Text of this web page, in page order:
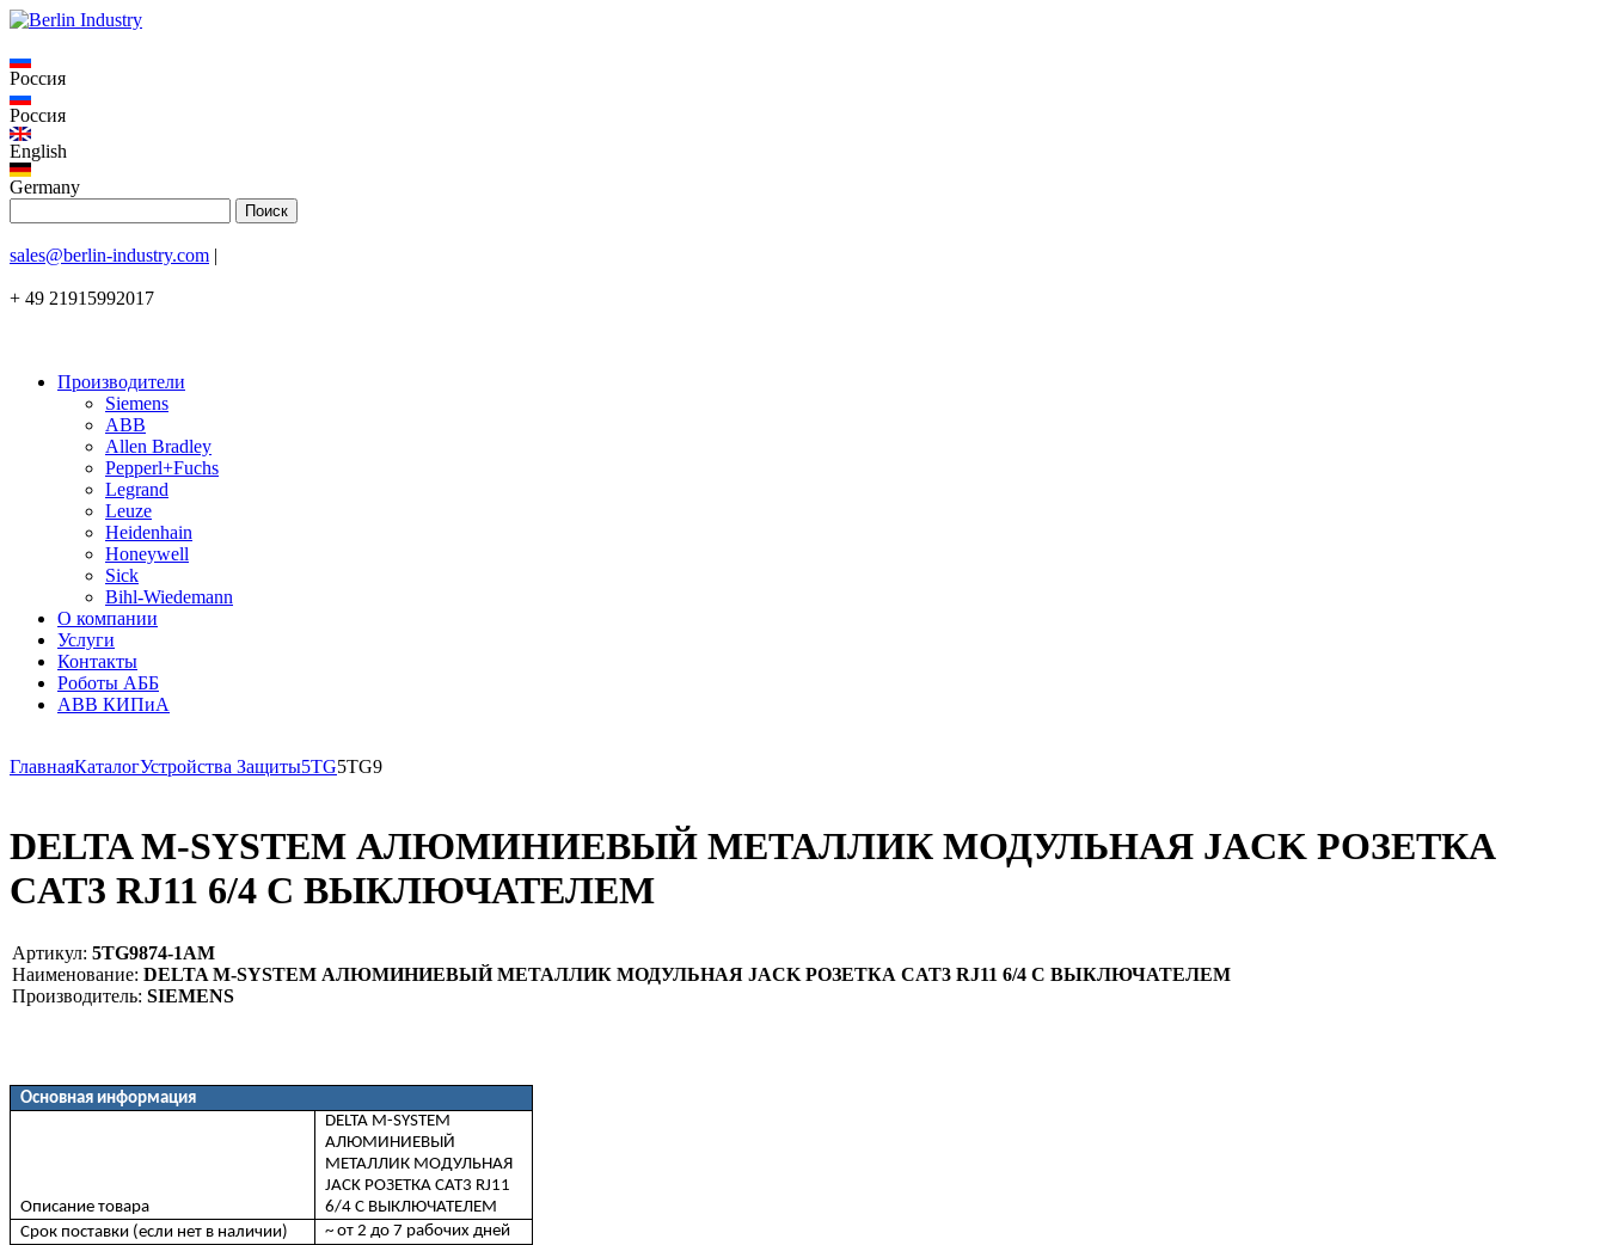
Россия
Россия
English
Germany
sales@berlin-industry.com |
+ 49 21915992017
Производители
Siemens
ABB
Allen Bradley
Pepperl+Fuchs
Legrand
Leuze
Heidenhain
Honeywell
Sick
Bihl-Wiedemann
О компании
Услуги
Контакты
Роботы АББ
ABB КИПиА
ГлавнаяКаталогУстройства Защиты5TG5TG9
DELTA M-SYSTEM АЛЮМИНИЕВЫЙ МЕТАЛЛИК МОДУЛЬНАЯ JACK РОЗЕТКА
CAT3 RJ11 6/4 С ВЫКЛЮЧАТЕЛЕМ
Артикул: 5TG9874-1AM
Наименование: DELTA M-SYSTEM АЛЮМИНИЕВЫЙ МЕТАЛЛИК МОДУЛЬНАЯ JACK РОЗЕТКА CAT3 RJ11 6/4 С ВЫКЛЮЧАТЕЛЕМ
Производитель: SIEMENS
Основная информация
Описание товара
DELTA M-SYSTEM
АЛЮМИНИЕВЫЙ
МЕТАЛЛИК МОДУЛЬНАЯ
JACK РОЗЕТКА CAT3 RJ11
6/4 С ВЫКЛЮЧАТЕЛЕМ
Срок поставки (если нет в наличии)
~ от 2 до 7 рабочих дней